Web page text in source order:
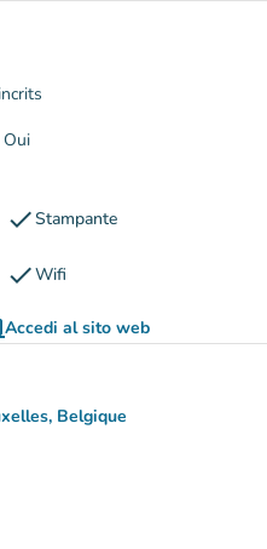
checkStampante
checkWifi
Accedi al sito web
(nuova scheda)
Belgique
Maps)